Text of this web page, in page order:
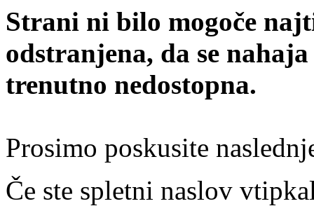
Strani ni bilo mogoče
odstranjena, da se
trenutno nedostopna.
Prosimo poskusite
Če ste spletni naslov